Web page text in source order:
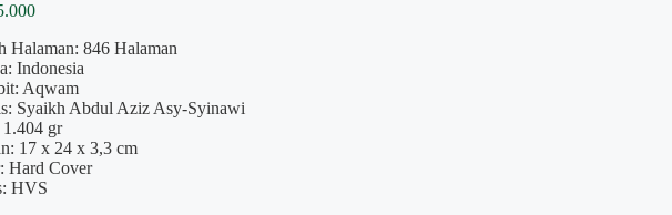
Halaman: 846 Halaman
Indonesia
Aqwam
Syaikh Abdul Aziz Asy-Syinawi
gr
17 x 24 x 3,3 cm
Hard Cover
HVS